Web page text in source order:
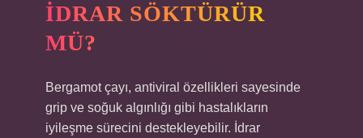
IDRAR SÖKTÜRÜR
MÜ?
Bergamot çayı, antiviral özellikleri sayesinde
grip ve soğuk algınlığı gibi hastalıkların
iyileşme sürecini destekleyebilir. İdrar